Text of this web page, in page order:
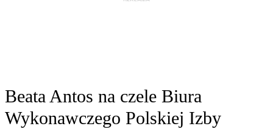
Beata Antos na czele Biura
Wykonawczego Polskiej Izby